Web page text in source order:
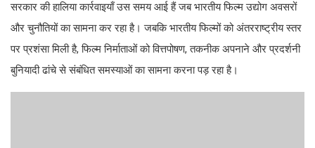
सरकार की हालिया कार्रवाइयाँ उस समय आई हैं जब भारतीय फिल्म उद्योग अवसरों
और चुनौतियों का सामना कर रहा है। जबकि भारतीय फिल्मों को अंतरराष्ट्रीय स्तर
पर प्रशंसा मिली है, फिल्म निर्माताओं को वित्तपोषण, तकनीक अपनाने और प्रदर्शनी
बुनियादी ढांचे से संबंधित समस्याओं का सामना करना पड़ रहा है।